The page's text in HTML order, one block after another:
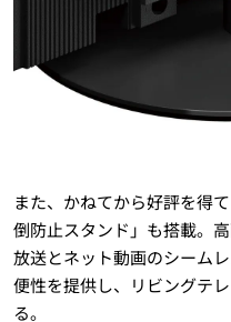
また、かねてから好評を得
倒防止スタンド」も搭載。
放送とネット動画のシーム
便性を提供し、リビングテ
る。